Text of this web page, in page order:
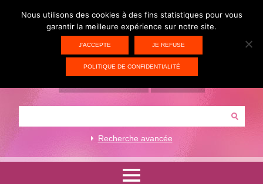
Recherche avancée
Nous utilisons des cookies à des fins statistiques pour vous
garantir la meilleure expérience sur notre site.
J'ACCEPTE JE REFUSE
POLITIQUE DE CONFIDENTIALITÉ